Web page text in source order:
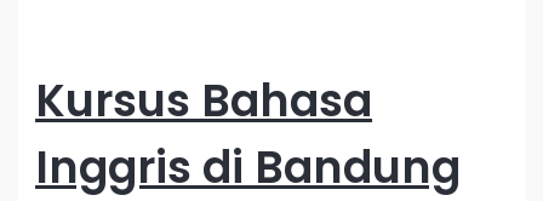
Kursus Bahasa
Inggris di Bandung